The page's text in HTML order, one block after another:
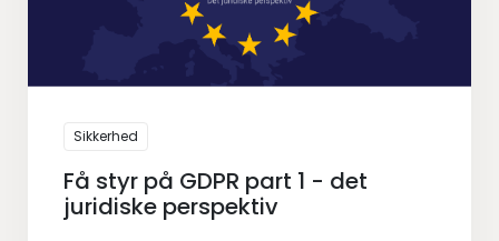
Sikkerhed
Få styr på GDPR part 1 - det
juridiske perspektiv